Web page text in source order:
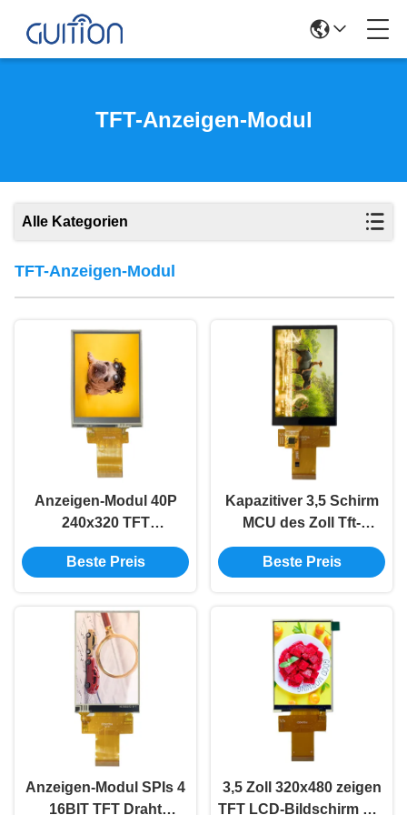
TFT-Anzeigen-Modul
Alle Kategorien
TFT-Anzeigen-Modul
Anzeigen-Modul 40P
240x320 TFT
widerstrebende Note
ST7789 3,2 Zoll Tft Lcd
Beste Preis
Kapazitiver 3,5 Schirm
MCU des Zoll Tft-
Farbbildschirm-
Anzeigeschirm-Modul-
Beste Preis
Anzeigen-Modul SPIs 4
16BIT TFT Draht
3,5 Zoll 320x480 zeigen
TFT LCD-Bildschirm Spi